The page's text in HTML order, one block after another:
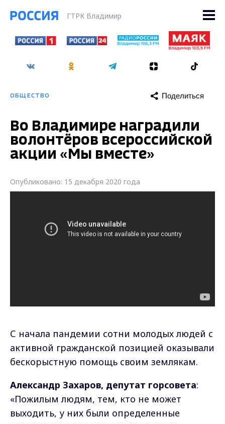
ГТРК Владимир
ОБЩЕСТВО Поделиться
Во Владимире наградили
волонтёров всероссийской
акции «Мы вместе»
Опубликовано: 15 декабря 2020 года
С начала пандемии сотни молодых людей с
активной гражданской позицией оказывали
бескорыстную помощь своим землякам.
Александр Захаров, депутат горсовета:
«Пожилым людям, тем, кто не может
выходить, у них были определенные